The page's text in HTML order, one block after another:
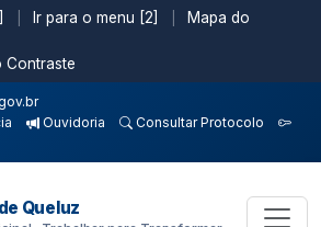
Ir para o menu [2]
Mapa do
Contraste
Ouvidoria
Consultar Protocolo
Queluz